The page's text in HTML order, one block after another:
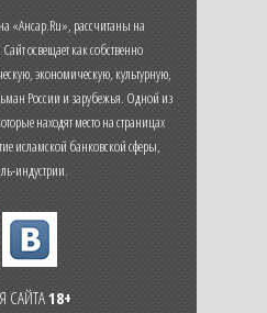
«Ансар.Ru», рассчитаны на
освещает как собственно
экономическую, культурную,
России и зарубежья. Одной из
находят место на страницах
исламской банковской сферы,
индустрии.
САЙТА18+